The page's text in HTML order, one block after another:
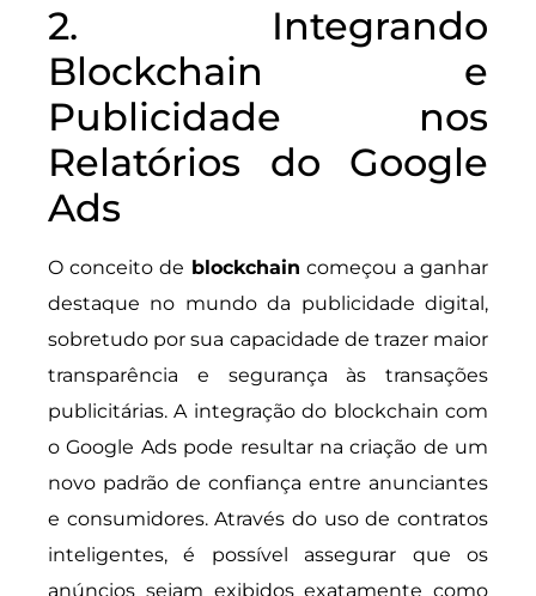
2. Integrando
Blockchain e
Publicidade nos
Relatórios do Google
Ads
O conceito de blockchain começou a ganhar
destaque no mundo da publicidade digital,
sobretudo por sua capacidade de trazer maior
transparência e segurança às transações
publicitárias. A integração do blockchain com
o Google Ads pode resultar na criação de um
novo padrão de confiança entre anunciantes
e consumidores. Através do uso de contratos
inteligentes, é possível assegurar que os
anúncios sejam exibidos exatamente como